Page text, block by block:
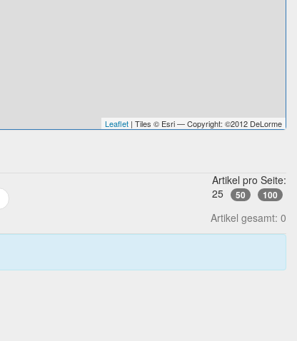
Leaflet | Tiles © Esri — Copyright: ©2012 DeLorme
Artikel pro Seite:
25
50 100
Artikel gesamt: 0